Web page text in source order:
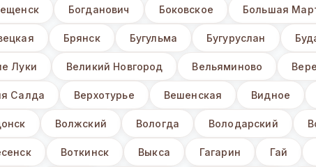
Богданович Боковское Большая
Брянск Бугульма Бугуруслан
Луки Великий Новгород Вельяминово
Салда Верхотурье Вешенская Видное
Волжский Вологда Володарский
Воткинск Выкса Гагарин Гай